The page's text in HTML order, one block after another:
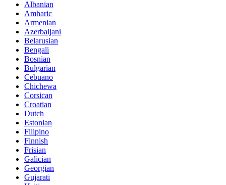
Albanian
Amharic
Armenian
Azerbaijani
Belarusian
Bengali
Bosnian
Bulgarian
Cebuano
Chichewa
Corsican
Croatian
Dutch
Estonian
Filipino
Finnish
Frisian
Galician
Georgian
Gujarati